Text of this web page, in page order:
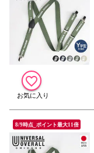
8/9時点_ポイント最大11倍